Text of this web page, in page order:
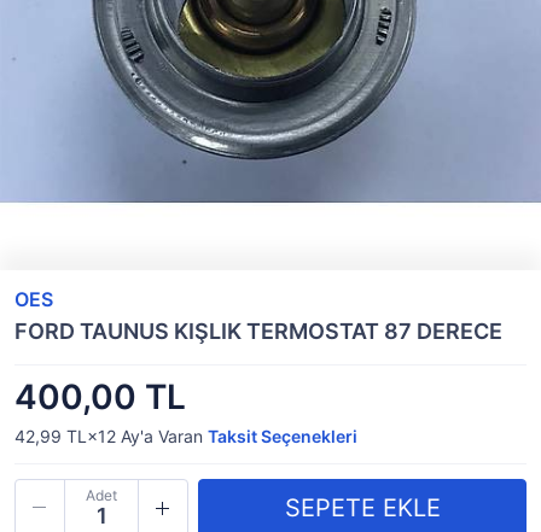
OES
FORD TAUNUS KIŞLIK TERMOSTAT 87 DERECE
400,00 TL
42,99 TL×12 Ay'a Varan Taksit Seçenekleri
Adet